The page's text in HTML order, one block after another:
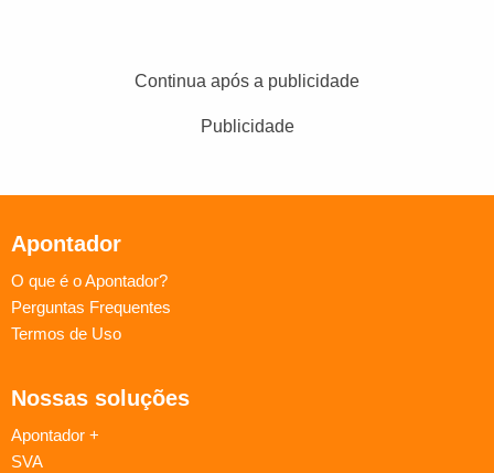
Continua após a publicidade
Publicidade
Apontador
O que é o Apontador?
Perguntas Frequentes
Termos de Uso
Nossas soluções
Apontador +
SVA